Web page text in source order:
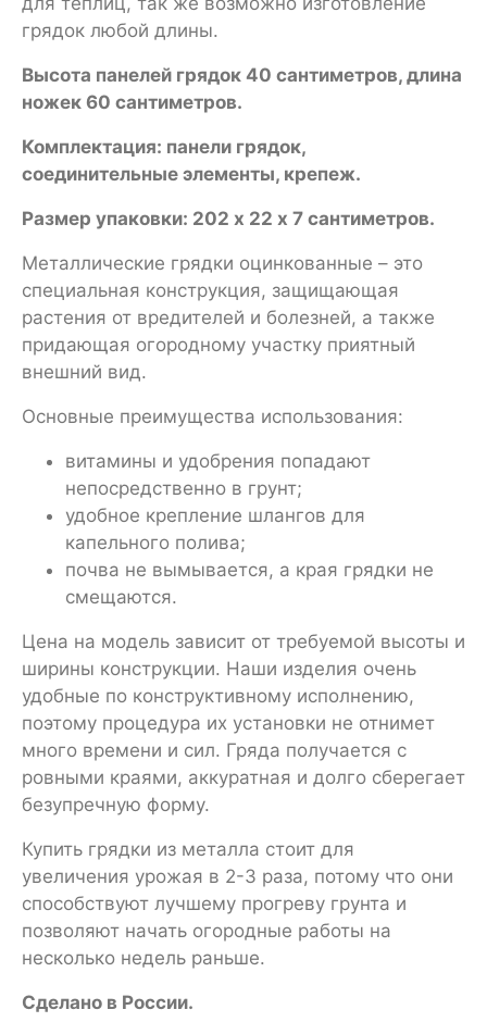
грядок любой длины.
Высота панелей грядок 40 сантиметров, длина
ножек 60 сантиметров.
Комплектация: панели грядок,
соединительные элементы, крепеж.
Размер упаковки: 202 х 22 х 7 сантиметров.
Металлические грядки оцинкованные – это
специальная конструкция, защищающая
растения от вредителей и болезней, а также
придающая огородному участку приятный
внешний вид.
Основные преимущества использования:
витамины и удобрения попадают
непосредственно в грунт;
удобное крепление шлангов для
капельного полива;
почва не вымывается, а края грядки не
смещаются.
Цена на модель зависит от требуемой высоты и
ширины конструкции. Наши изделия очень
удобные по конструктивному исполнению,
поэтому процедура их установки не отнимет
много времени и сил. Гряда получается с
ровными краями, аккуратная и долго сберегает
безупречную форму.
Купить грядки из металла стоит для
увеличения урожая в 2-3 раза, потому что они
способствуют лучшему прогреву грунта и
позволяют начать огородные работы на
несколько недель раньше.
Сделано в России.